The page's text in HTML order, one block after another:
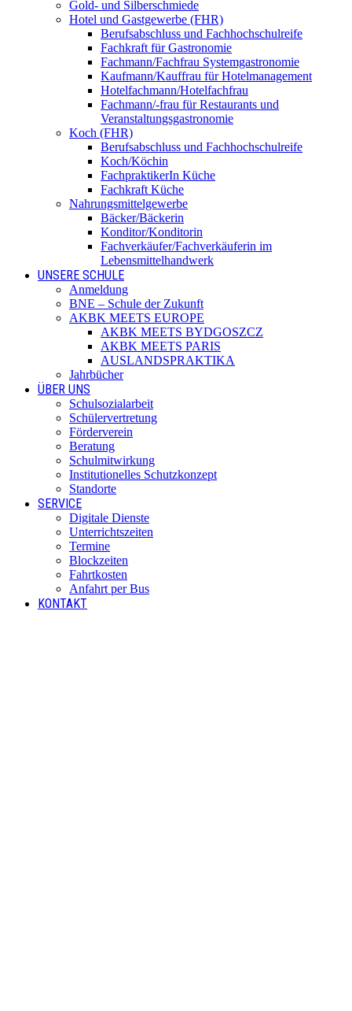
Gold- und Silberschmiede
Hotel und Gastgewerbe (FHR)
Berufsabschluss und Fachhochschulreife
Fachkraft für Gastronomie
Fachmann/Fachfrau Systemgastronomie
Kaufmann/Kauffrau für Hotelmanagement
Hotelfachmann/Hotelfachfrau
Fachmann/-frau für Restaurants und
Veranstaltungsgastronomie
Koch (FHR)
Berufsabschluss und Fachhochschulreife
Koch/Köchin
FachpraktikerIn Küche
Fachkraft Küche
Nahrungsmittelgewerbe
Bäcker/Bäckerin
Konditor/Konditorin
Fachverkäufer/Fachverkäuferin im
Lebensmittelhandwerk
UNSERE SCHULE
Anmeldung
BNE – Schule der Zukunft
AKBK MEETS EUROPE
AKBK MEETS BYDGOSZCZ
AKBK MEETS PARIS
AUSLANDSPRAKTIKA
Jahrbücher
ÜBER UNS
Schulsozialarbeit
Schülervertretung
Förderverein
Beratung
Schulmitwirkung
Institutionelles Schutzkonzept
Standorte
SERVICE
Digitale Dienste
Unterrichtszeiten
Termine
Blockzeiten
Fahrtkosten
Anfahrt per Bus
KONTAKT